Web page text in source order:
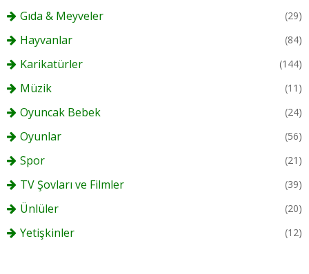
Gıda & Meyveler (29)
Hayvanlar (84)
Karikatürler (144)
Müzik (11)
Oyuncak Bebek (24)
Oyunlar (56)
Spor (21)
TV Şovları ve Filmler (39)
Ünlüler (20)
Yetişkinler (12)